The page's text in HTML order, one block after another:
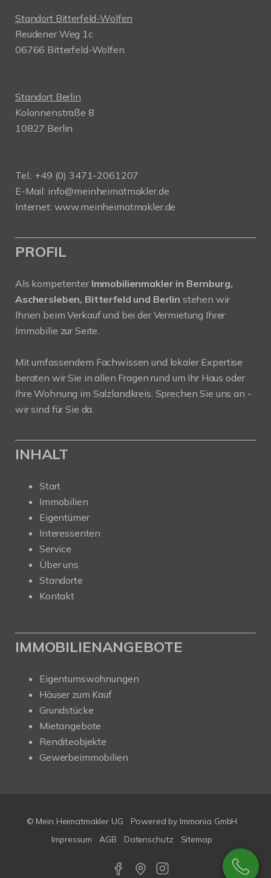
Standort Bitterfeld-Wolfen
Reudener Weg 1c
06766 Bitterfeld-Wolfen
Standort Berlin
Kolonnenstraße 8
10827 Berlin
Tel.: +49 (0) 3471-2061207
E-Mail: info@meinheimatmakler.de
Internet: www.meinheimatmakler.de
PROFIL
Als kompetenter Immobilienmakler in Bernburg,
Aschersleben, Bitterfeld und Berlin stehen wir
Ihnen beim Verkauf und bei der Vermietung Ihrer
Immobilie zur Seite.
Mit umfassendem Fachwissen und lokaler Expertise
beraten wir Sie in allen Fragen rund um Ihr Haus oder
Ihre Wohnung im Salzlandkreis. Sprechen Sie uns an -
wir sind für Sie da.
INHALT
Start
Immobilien
Eigentümer
Interessenten
Service
Über uns
Standorte
Kontakt
IMMOBILIENANGEBOTE
Eigentumswohnungen
Häuser zum Kauf
Grundstücke
Mietangebote
Renditeobjekte
Gewerbeimmobilien
© Mein Heimatmakler UG
Powered by Immonia GmbH
Impressum
AGB Datenschutz Sitemap